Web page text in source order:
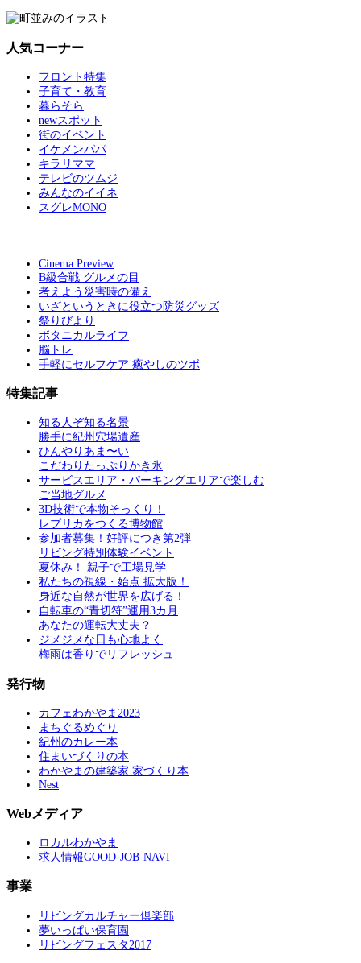
人気コーナー
フロント特集
子育て・教育
暮らそら
newスポット
街のイベント
イケメンパパ
キラリママ
テレビのツムジ
みんなのイイネ
スグレMONO
Cinema Preview
B級合戦 グルメの目
考えよう災害時の備え
いざというときに役立つ防災グッズ
祭りびより
ボタニカルライフ
脳トレ
手軽にセルフケア 癒やしのツボ
特集記事
知る人ぞ知る名景
勝手に紀州穴場遺産
ひんやりあま〜い
こだわりたっぷりかき氷
サービスエリア・パーキングエリアで楽しむ
ご当地グルメ
3D技術で本物そっくり！
レプリカをつくる博物館
参加者募集！好評につき第2弾
リビング特別体験イベント
夏休み！ 親子で工場見学
私たちの視線・始点 拡大版！
身近な自然が世界を広げる！
自転車の“青切符”運用3カ月
あなたの運転大丈夫？
ジメジメな日も心地よく
梅雨は香りでリフレッシュ
発行物
カフェわかやま2023
まちぐるめぐり
紀州のカレー本
住まいづくりの本
わかやまの建築家 家づくり本
Nest
Webメディア
ロカルわかやま
求人情報GOOD-JOB-NAVI
事業
リビングカルチャー倶楽部
夢いっぱい保育園
リビングフェスタ2017